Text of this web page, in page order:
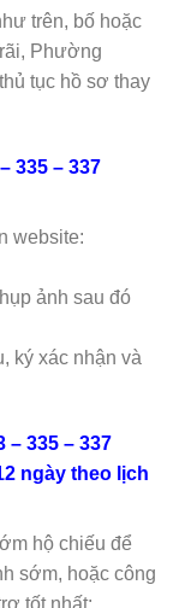
trên, bố hoặc
Phường
tục hồ sơ thay
335 – 337
website:
ảnh sau đó
ký xác nhận và
– 335 – 337
ngày theo lịch
hộ chiếu để
sớm, hoặc công
tốt nhất: